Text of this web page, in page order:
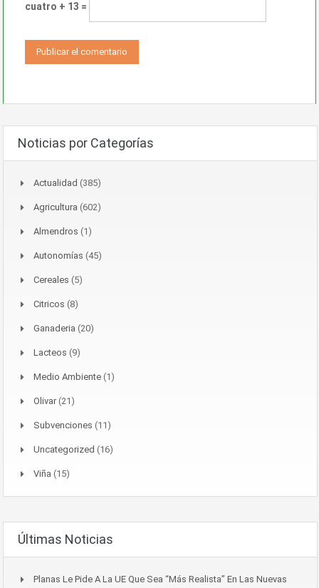
cuatro + 13 =
Noticias por Categorías
Actualidad (385)
Agricultura (602)
Almendros (1)
Autonomías (45)
Cereales (5)
Citricos (8)
Ganaderia (20)
Lacteos (9)
Medio Ambiente (1)
Olivar(21)
Subvenciones (11)
Uncategorized (16)
Viña (15)
Últimas Noticias
Planas Le Pide A La UE Que Sea “más Realista” En Las Nuevas